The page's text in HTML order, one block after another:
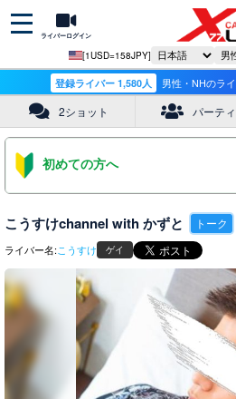
ライバーログイン
[1USD=158JPY]
登録ライバー 1,580人 男性・NHのラ
2ショット パーテ
初めての方へ
こうすけchannel with かずと
トーク
ライバー名:こうすけ ゲイ